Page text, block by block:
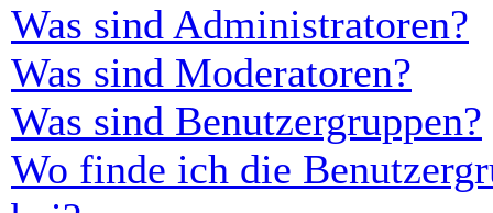
Was sind Administratoren?
Was sind Moderatoren?
Was sind Benutzergruppen?
Wo finde ich die